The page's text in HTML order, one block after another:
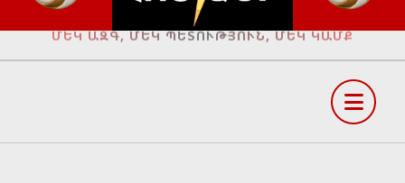
ՄԵԿ ԱԶԳ, ՄԵԿ ՊԵՏՈՒԹՅՈՒՆ, ՄԵԿ ԿԱՄՔ